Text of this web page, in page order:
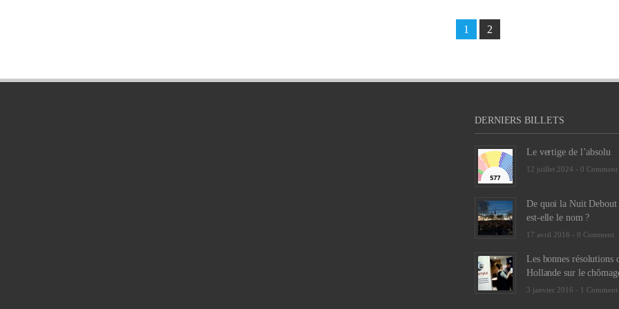
1 2
DERNIERS BILLETS
Le vertige de l’absolu
12 juillet 2024 - 0 Comment
De quoi la Nuit Debout
est-elle le nom ?
17 avril 2016 - 0 Comment
Les bonnes résolutions
Hollande sur le
3 janvier 2016 - 1 Comment